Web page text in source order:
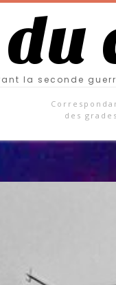
la seconde
des grades